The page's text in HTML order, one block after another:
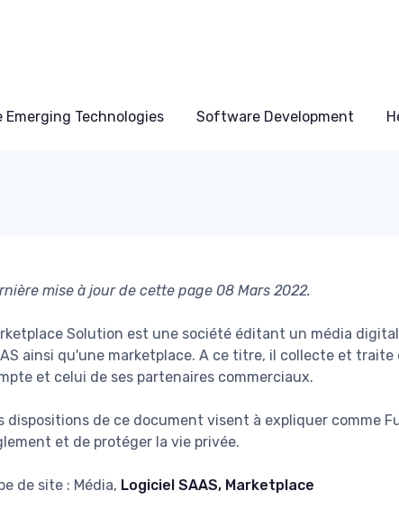
Technologies Software Development
mise à jour de cette page 08 Mars 2022.
Solution est une société éditant un média
ainsi qu'une marketplace. A ce titre, il collecte et
et celui de ses partenaires commerciaux.
dispositions de ce document visent à expliquer comme
et de protéger la vie privée.
de site : Média, Logiciel SAAS, Marketplace